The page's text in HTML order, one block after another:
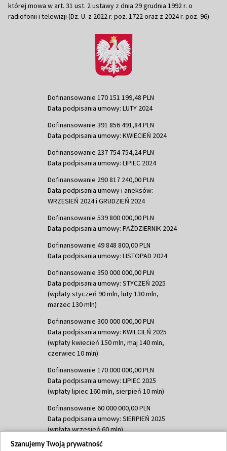
której mowa w art. 31 ust. 2 ustawy z dnia 29 grudnia 1992 r. o
radiofonii i telewizji (Dz. U. z 2022 r. poz. 1722 oraz z 2024 r. poz. 96)
Dofinansowanie 170 151 199,48 PLN
Data podpisania umowy: LUTY 2024
Dofinansowanie 391 856 491,84 PLN
Data podpisania umowy: KWIECIEŃ 2024
Dofinansowanie 237 754 754,24 PLN
Data podpisania umowy: LIPIEC 2024
Dofinansowanie 290 817 240,00 PLN
Data podpisania umowy i aneksów:
WRZESIEŃ 2024 i GRUDZIEŃ 2024
Dofinansowanie 539 800 000,00 PLN
Data podpisania umowy: PAŹDZIERNIK 2024
Dofinansowanie 49 848 800,00 PLN
Data podpisania umowy: LISTOPAD 2024
Dofinansowanie 350 000 000,00 PLN
Data podpisania umowy: STYCZEŃ 2025
(wpłaty styczeń 90 mln, luty 130 mln,
marzec 130 mln)
Dofinansowanie 300 000 000,00 PLN
Data podpisania umowy: KWIECIEŃ 2025
(wpłaty kwiecień 150 mln, maj 140 mln,
czerwiec 10 mln)
Dofinansowanie 170 000 000,00 PLN
Data podpisania umowy: LIPIEC 2025
(wpłaty lipiec 160 mln, sierpień 10 mln)
Dofinansowanie 60 000 000,00 PLN
Data podpisania umowy: SIERPIEŃ 2025
(wpłata wrzesień 60 mln)
Dofinansowanie 635 783 051,21 PLN
Szanujemy Twoją prywatność